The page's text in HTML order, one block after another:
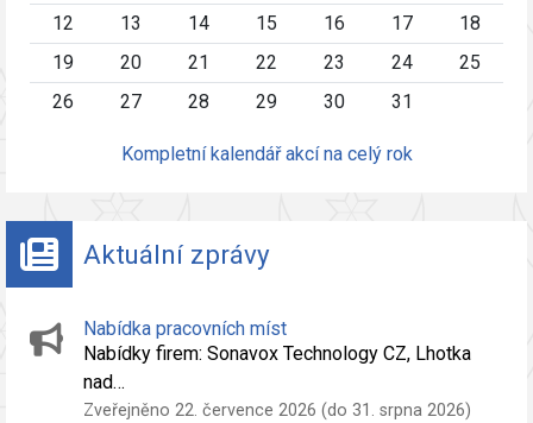
12
13 14 15 16 17
18
19
20 21 22 23 24
25
26
27 28 29 30 31
Kompletní kalendář akcí na celý rok
Aktuální zprávy
Nabídka pracovních míst
Nabídky firem: Sonavox Technology CZ, Lhotka
nad…
Zveřejněno 22. července 2026 (do 31. srpna 2026)